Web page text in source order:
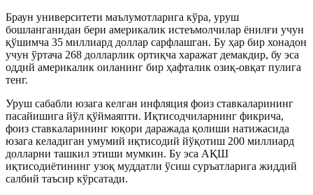
Браун университети маълумотларига кўра, уруш
бошланганидан бери америкалик истеъмолчилар ёнилғи учун
қўшимча 35 миллиард доллар сарфлашган. Бу ҳар бир хонадон
учун ўртача 268 долларлик ортиқча харажат демакдир, бу эса
оддий америкалик оиланинг бир ҳафталик озиқ-овқат пулига
тенг.
Уруш сабабли юзага келган инфляция фоиз ставкаларининг
пасайишига йўл қўймаяпти. Иқтисодчиларнинг фикрича,
фоиз ставкаларининг юқори даражада қолиши натижасида
юзага келадиган умумий иқтисодий йўқотиш 200 миллиард
долларни ташкил этиши мумкин. Бу эса АҚШ
иқтисодиётининг узоқ муддатли ўсиш суръатларига жиддий
салбий таъсир кўрсатади.